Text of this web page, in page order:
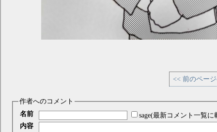
<< 前のペー
作者へのコメント
名前
sage(最新コメント一覧に
内容